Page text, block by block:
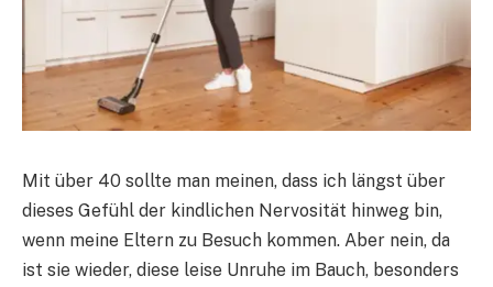
Mit über 40 sollte man meinen, dass ich längst über
dieses Gefühl der kindlichen Nervosität hinweg bin,
wenn meine Eltern zu Besuch kommen. Aber nein, da
ist sie wieder, diese leise Unruhe im Bauch, besonders